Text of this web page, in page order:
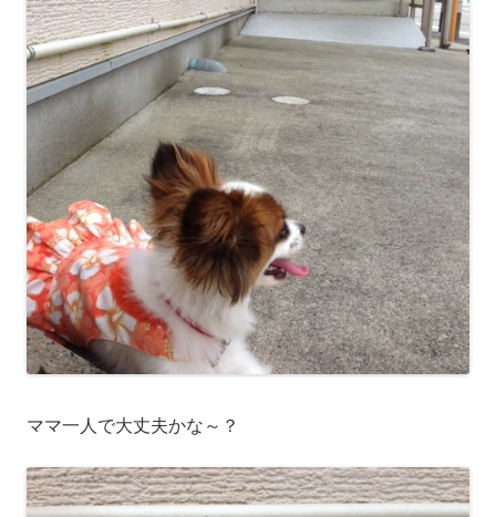
ママ一人で大丈夫かな～？